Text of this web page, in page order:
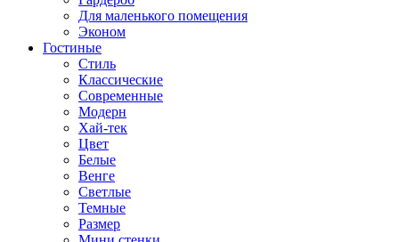
Для маленького помещения
Эконом
Гостиные
Стиль
Классические
Современные
Модерн
Хай-тек
Цвет
Белые
Венге
Светлые
Темные
Размер